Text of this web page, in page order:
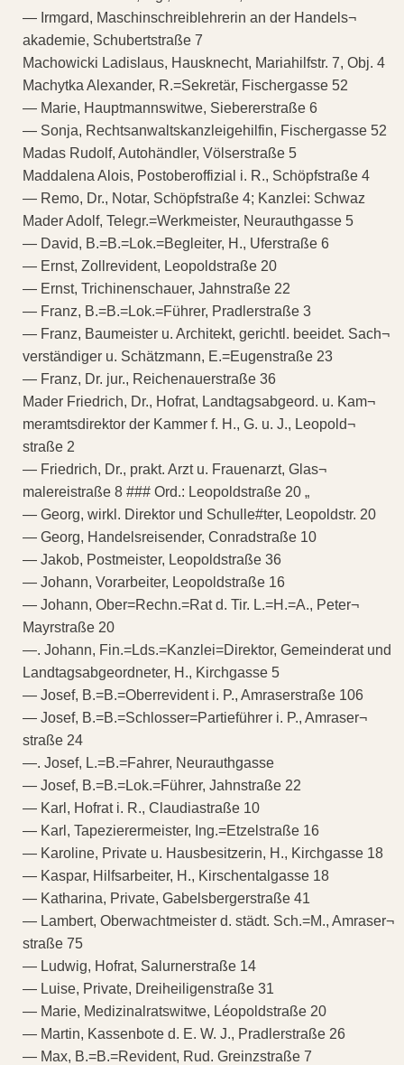
— Irmgard, Maschinschreiblehrerin an der Handels¬
akademie, Schubertstraße 7
Machowicki Ladislaus, Hausknecht, Mariahilfstr. 7, Obj. 4
Machytka Alexander, R.=Sekretär, Fischergasse 52
— Marie, Hauptmannswitwe, Siebererstraße 6
— Sonja, Rechtsanwaltskanzleigehilfin, Fischergasse 52
Madas Rudolf, Autohändler, Völserstraße 5
Maddalena Alois, Postoberoffizial i. R., Schöpfstraße 4
— Remo, Dr., Notar, Schöpfstraße 4; Kanzlei: Schwaz
Mader Adolf, Telegr.=Werkmeister, Neurauthgasse 5
— David, B.=B.=Lok.=Begleiter, H., Uferstraße 6
— Ernst, Zollrevident, Leopoldstraße 20
— Ernst, Trichinenschauer, Jahnstraße 22
— Franz, B.=B.=Lok.=Führer, Pradlerstraße 3
— Franz, Baumeister u. Architekt, gerichtl. beeidet. Sach¬
verständiger u. Schätzmann, E.=Eugenstraße 23
— Franz, Dr. jur., Reichenauerstraße 36
Mader Friedrich, Dr., Hofrat, Landtagsabgeord. u. Kam¬
meramtsdirektor der Kammer f. H., G. u. J., Leopold¬
straße 2
— Friedrich, Dr., prakt. Arzt u. Frauenarzt, Glas¬
malereistraße 8 ### Ord.: Leopoldstraße 20 „
— Georg, wirkl. Direktor und Schulle#ter, Leopoldstr. 20
— Georg, Handelsreisender, Conradstraße 10
— Jakob, Postmeister, Leopoldstraße 36
— Johann, Vorarbeiter, Leopoldstraße 16
— Johann, Ober=Rechn.=Rat d. Tir. L.=H.=A., Peter¬
Mayrstraße 20
—. Johann, Fin.=Lds.=Kanzlei=Direktor, Gemeinderat und
Landtagsabgeordneter, H., Kirchgasse 5
— Josef, B.=B.=Oberrevident i. P., Amraserstraße 106
— Josef, B.=B.=Schlosser=Partieführer i. P., Amraser¬
straße 24
—. Josef, L.=B.=Fahrer, Neurauthgasse
— Josef, B.=B.=Lok.=Führer, Jahnstraße 22
— Karl, Hofrat i. R., Claudiastraße 10
— Karl, Tapezierermeister, Ing.=Etzelstraße 16
— Karoline, Private u. Hausbesitzerin, H., Kirchgasse 18
— Kaspar, Hilfsarbeiter, H., Kirschentalgasse 18
— Katharina, Private, Gabelsbergerstraße 41
— Lambert, Oberwachtmeister d. städt. Sch.=M., Amraser¬
straße 75
— Ludwig, Hofrat, Salurnerstraße 14
— Luise, Private, Dreiheiligenstraße 31
— Marie, Medizinalratswitwe, Léopoldstraße 20
— Martin, Kassenbote d. E. W. J., Pradlerstraße 26
— Max, B.=B.=Revident, Rud. Greinzstraße 7